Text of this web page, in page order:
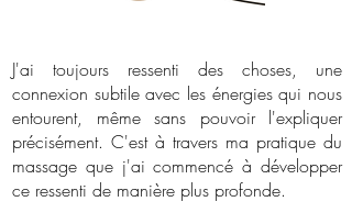
J'ai toujours ressenti des choses, une
connexion subtile avec les énergies qui nous
entourent, même sans pouvoir l'expliquer
précisément. C'est à travers ma pratique du
massage que j'ai commencé à développer
ce ressenti de manière plus profonde.